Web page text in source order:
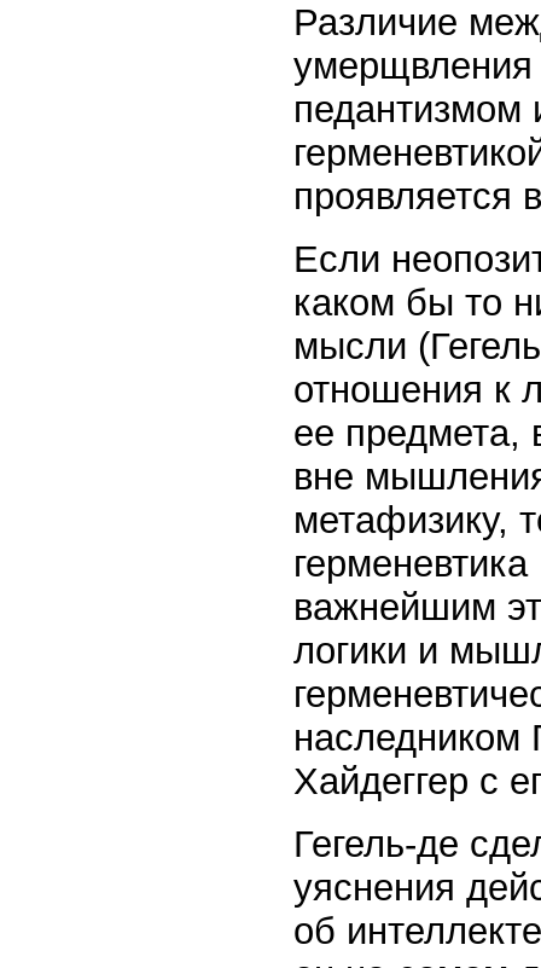
Различие
умерщвления
педантизмом
проявляется
Если
каком бы то
мысли
отношения к
ее предмета,
вне
метафизику,
важнейшим
логики и
наследником
Хайдеггер с
Гегель-де
уяснения
об